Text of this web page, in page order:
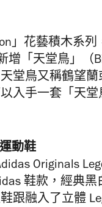
」花藝積木系
增「天堂鳥」（
堂鳥又稱鶴望
入手一套「天堂
動鞋
Originals
鞋款，經典
跟融入了立體